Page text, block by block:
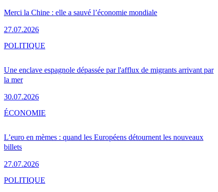
Merci la Chine : elle a sauvé l’économie mondiale
27.07.2026
Une enclave espagnole dépassée par l'afflux de migrants arrivant par
la mer
30.07.2026
POLITIQUE
L’euro en mèmes : quand les Européens détournent les nouveaux
billets
27.07.2026
ÉCONOMIE
POLITIQUE